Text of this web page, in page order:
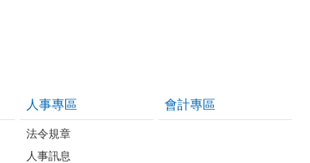
人事專區
法令規章
人事訊息
會計專區